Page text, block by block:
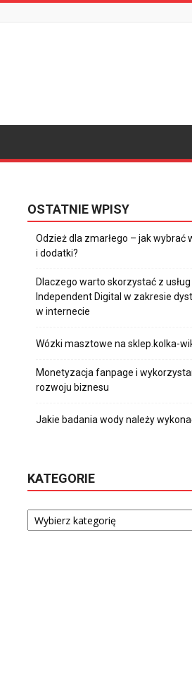
OSTATNIE WPISY
Odzież dla zmarłego – jak wybrać
i dodatki?
Dlaczego warto skorzystać z
Independent Digital w zakresie
w internecie
Wózki masztowe na sklep.kolka-
Monetyzacja fanpage i
rozwoju biznesu
Jakie badania wody należy
KATEGORIE
Kategorie